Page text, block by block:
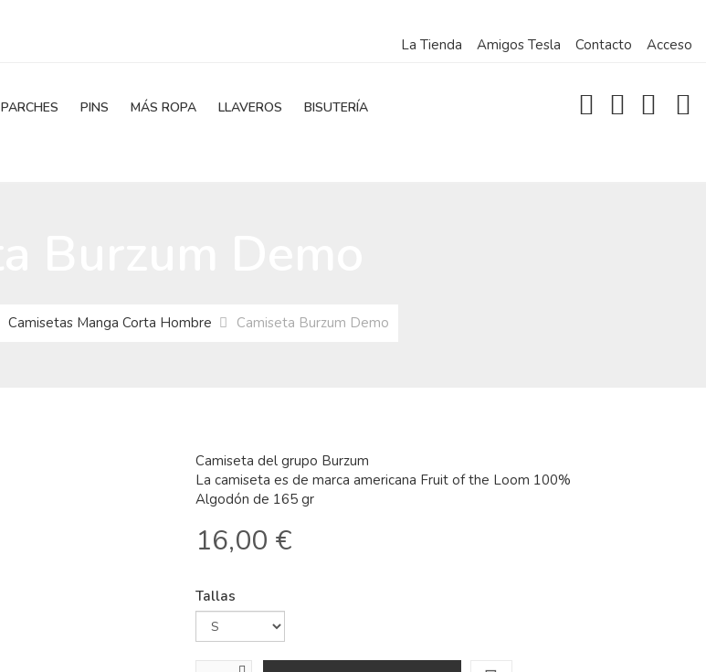
La Tienda
Amigos Tesla Contacto Acceso
PARCHES PINS MÁS ROPA LLAVEROS
BISUTERÍA
Camisetas Manga Corta Hombre Camiseta Burzum Demo
Camiseta del grupo Burzum
La camiseta es de marca americana Fruit of the Loom 100%
Algodón de 165 gr
16,00 €
Tallas